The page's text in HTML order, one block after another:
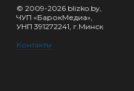
© 2009-2026 blizko.by,
ЧУП «БарокМедиа»,
УНП 391272241, г.Минск
Контакты